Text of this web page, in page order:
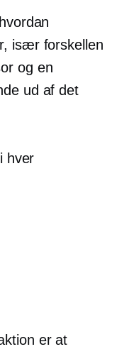
især forskellen
og en
ud af det
hver
er at